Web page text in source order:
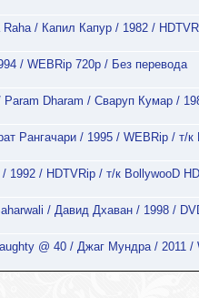
/ Капил Капур / 1982 /
/ WEBRip 720p / Без перевода
Dharam / Сваруп Кумар /
Рангачари / 1995 / WEBRip / т/к
/ HDTVRip / т/к BollywooD HD
/ Давид Дхаван / 1998 /
@ 40 / Джаг Мундра / 2011 /